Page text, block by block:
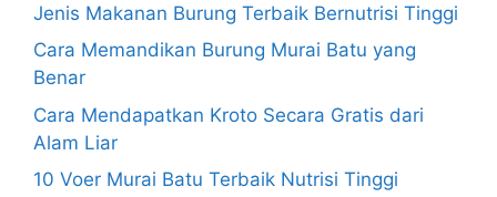
Jenis Makanan Burung Terbaik Bernutrisi Tinggi
Cara Memandikan Burung Murai Batu yang
Benar
Cara Mendapatkan Kroto Secara Gratis dari
Alam Liar
10 Voer Murai Batu Terbaik Nutrisi Tinggi